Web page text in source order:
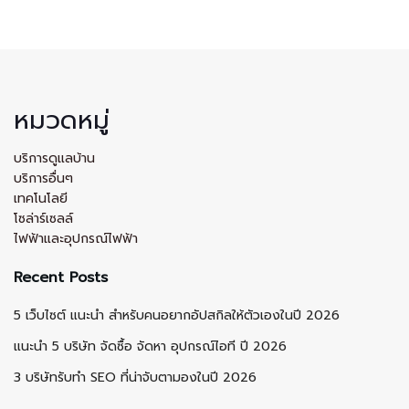
หมวดหมู่
บริการดูแลบ้าน
บริการอื่นๆ
เทคโนโลยี
โซล่าร์เซลล์
ไฟฟ้าและอุปกรณ์ไฟฟ้า
Recent Posts
5 เว็บไซต์ แนะนำ สำหรับคนอยากอัปสกิลให้ตัวเองในปี 2026
แนะนำ 5 บริษัท จัดซื้อ จัดหา อุปกรณ์ไอที ปี 2026
3 บริษัทรับทำ SEO ที่น่าจับตามองในปี 2026